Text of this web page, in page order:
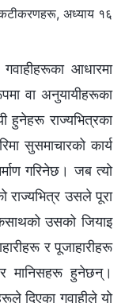
अध्याय १६
आधारमा
वा अनुयायीहरूका
हुनेहरू राज्यभित्रका
सुसमाचारको कार्य
गरिनेछ। जब त्यो
राज्यभित्र उसले पूरा
उसको जियाइ
र पूजाहारीहरू
मानिसहरू हुनेछन्।
दिएका गवाहीले यो